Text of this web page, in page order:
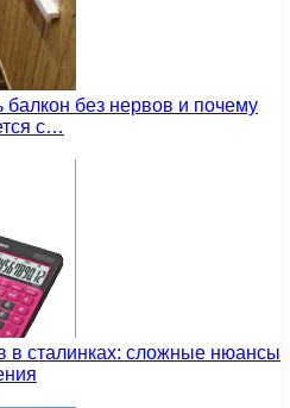
балкон без нервов и почему
с…
в сталинках: сложные нюансы